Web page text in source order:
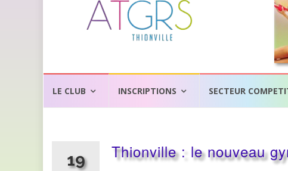
LE CLUB INSCRIPTIONS SECTEUR
19 Thionville : le nouveau